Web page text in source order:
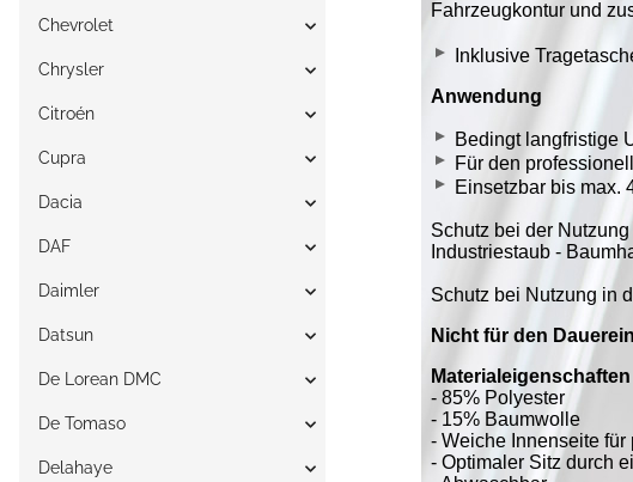
Chevrolet
Chrysler
Citroén
Cupra
Dacia
DAF
Daimler
Datsun
De Lorean DMC
De Tomaso
Delahaye